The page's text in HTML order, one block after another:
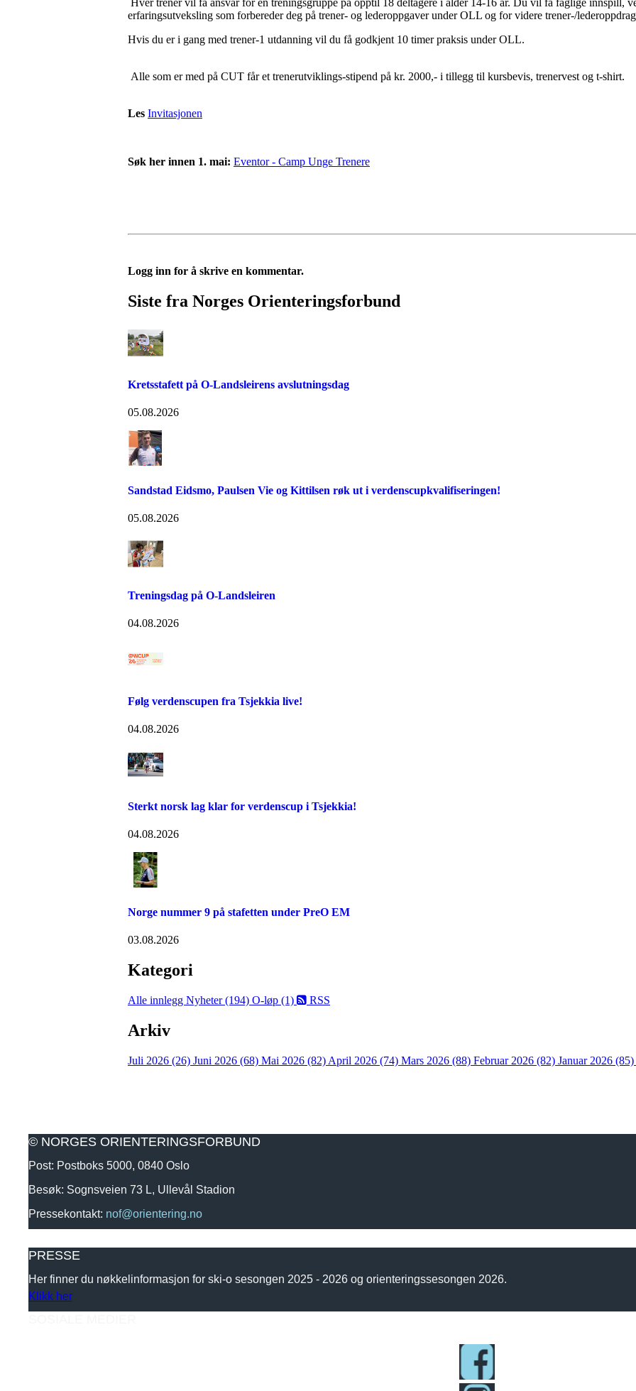
Hver trener vil få ansvar for en treningsgruppe på opptil 18 deltagere i alder 14-16 år. Du vil få faglige innspill,
erfaringsutveksling som forbereder deg på trener- og lederoppgaver under OLL og for videre trener-/
Hvis du er i gang med trener-1 utdanning vil du få godkjent 10 timer praksis under OLL.
Alle som er med på CUT får et trenerutviklings-stipend på kr. 2000,- i tillegg til kursbevis, trenervest og t-shirt.
Les Invitasjonen
Søk her innen 1. mai: Eventor - Camp Unge Trenere
Logg inn for å skrive en kommentar.
Siste fra Norges Orienteringsforbund
Kretsstafett på O-Landsleirens avslutningsdag
05.08.2026
Sandstad Eidsmo, Paulsen Vie og Kittilsen røk ut i verdenscupkvalifiseringen!
05.08.2026
Treningsdag på O-Landsleiren
04.08.2026
Følg verdenscupen fra Tsjekkia live!
04.08.2026
Sterkt norsk lag klar for verdenscup i Tsjekkia!
04.08.2026
Norge nummer 9 på stafetten under PreO EM
03.08.2026
Kategori
Alle innlegg Nyheter (194) O-løp (1) RSS
Arkiv
Juli 2026 (26) Juni 2026 (68) Mai 2026 (82) April 2026 (74) Mars 2026 (88) Februar 2026 (82) Januar 2026 (85)
© NORGES ORIENTERINGSFORBUND
Post: Postboks 5000, 0840 Oslo
Besøk: Sognsveien 73 L, Ullevål Stadion
Pressekontakt: nof@orientering.no
PRESSE
Her finner du nøkkelinformasjon for ski-o sesongen 2025 - 2026 og orienteringssesongen 2026.
Klikk her